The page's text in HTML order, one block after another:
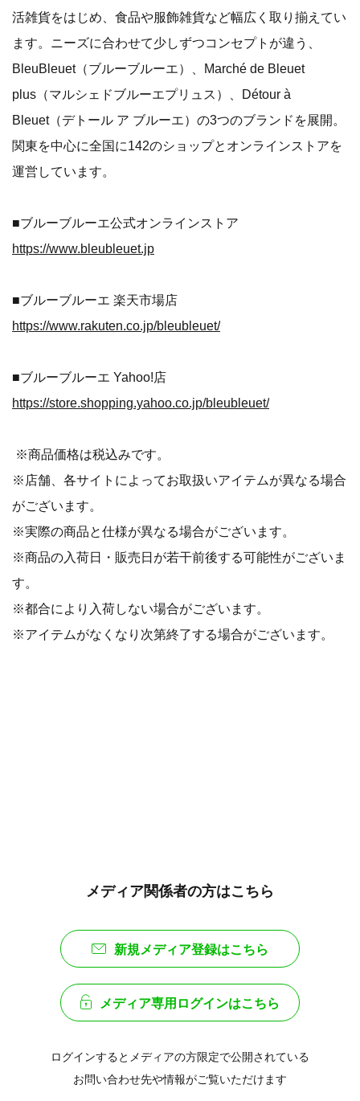
活雑貨をはじめ、食品や服飾雑貨など幅広く取り揃えてい
ます。ニーズに合わせて少しずつコンセプトが違う、
BleuBleuet（ブルーブルーエ）、Marché de Bleuet
plus（マルシェドブルーエプリュス）、Détour à
Bleuet（デトール ア ブルーエ）の3つのブランドを展開。
関東を中心に全国に142のショップとオンラインストアを
運営しています。
■ブルーブルーエ公式オンラインストア
https://www.bleubleuet.jp
■ブルーブルーエ 楽天市場店
https://www.rakuten.co.jp/bleubleuet/
■ブルーブルーエ Yahoo!店
https://store.shopping.yahoo.co.jp/bleubleuet/
※商品価格は税込みです。
※店舗、各サイトによってお取扱いアイテムが異なる場合
がございます。
※実際の商品と仕様が異なる場合がございます。
※商品の入荷日・販売日が若干前後する可能性がございま
す。
※都合により入荷しない場合がございます。
※アイテムがなくなり次第終了する場合がございます。
メディア関係者の方はこちら
新規メディア登録はこちら
メディア専用ログインはこちら
ログインするとメディアの方限定で公開されている
お問い合わせ先や情報がご覧いただけます